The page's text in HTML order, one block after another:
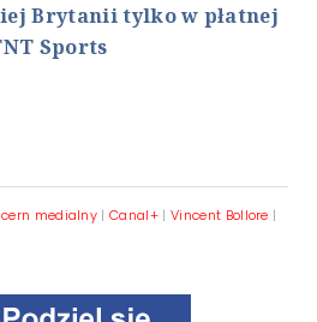
Brytanii tylko w płatnej
Sports
medialny |Canal+ | Vincent Bollore |